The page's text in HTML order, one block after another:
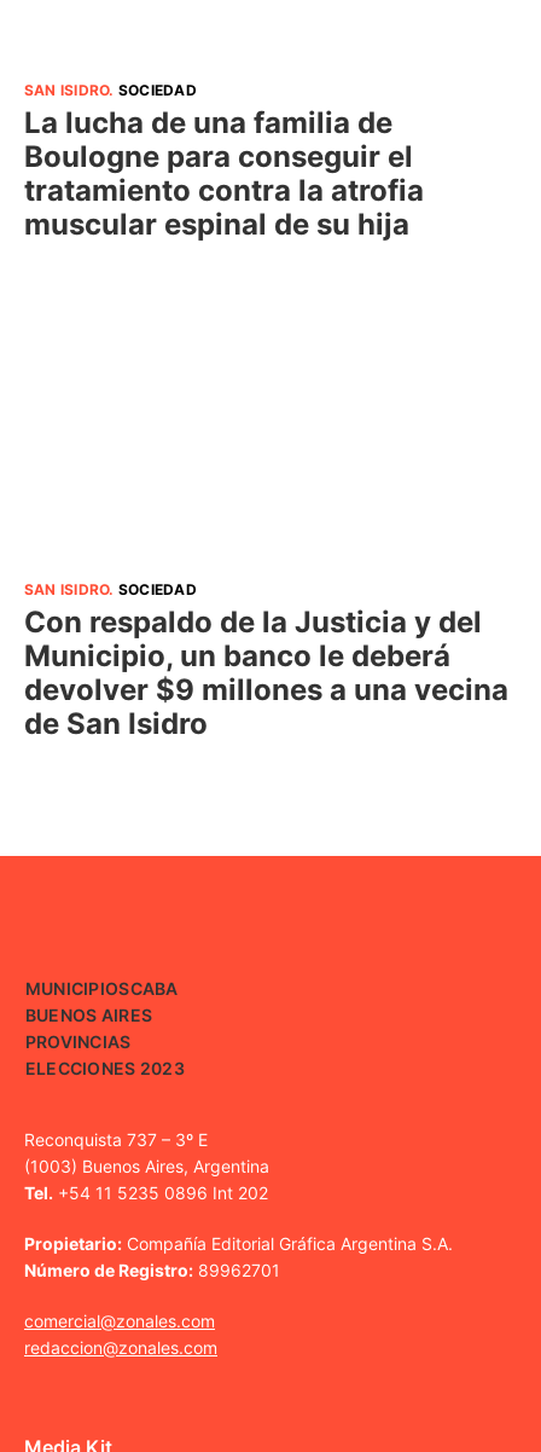
SAN ISIDRO. SOCIEDAD
La lucha de una familia de
Boulogne para conseguir el
tratamiento contra la atrofia
muscular espinal de su hija
SAN ISIDRO. SOCIEDAD
Con respaldo de la Justicia y del
Municipio, un banco le deberá
devolver $9 millones a una vecina
de San Isidro
MUNICIPIOSCABA
BUENOS AIRES
PROVINCIAS
ELECCIONES 2023
Reconquista 737 – 3º E
(1003) Buenos Aires, Argentina
Tel. +54 11 5235 0896 Int 202
Propietario: Compañía Editorial Gráfica Argentina S.A.
Número de Registro: 89962701
comercial@zonales.com
redaccion@zonales.com
Media Kit